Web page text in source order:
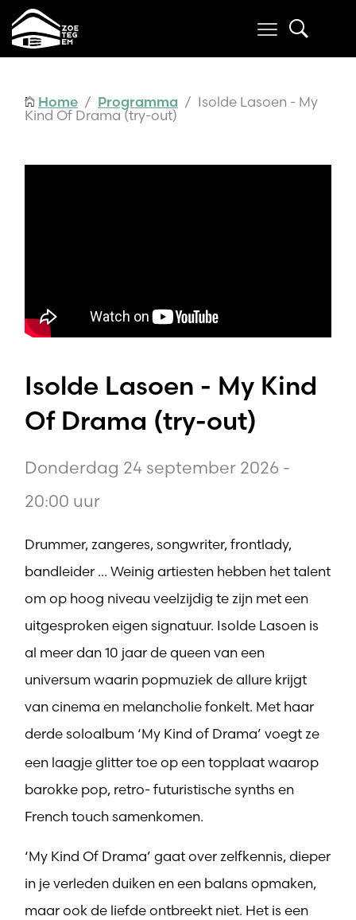
Home / Programma / Isolde Lasoen - My
Kind Of Drama (try-out)
Isolde Lasoen - My Kind
Of Drama (try-out)
Donderdag 24 september 2026 -
20:00 uur
Drummer, zangeres, songwriter, frontlady,
bandleider ... Weinig artiesten hebben het talent
om op hoog niveau veelzijdig te zijn met een
uitgesproken eigen signatuur. Isolde Lasoen is
al meer dan 10 jaar de queen van een
universum waarin popmuziek de allure krijgt
van cinema en melancholie fonkelt. Met haar
derde soloalbum ‘My Kind of Drama’ voegt ze
een laagje glitter toe op een topplaat waarop
barokke pop, retro- futuristische synths en
French touch samenkomen.
‘My Kind Of Drama’ gaat over zelfkennis, dieper
in je verleden duiken en een balans opmaken,
maar ook de liefde ontbreekt niet. Het is een